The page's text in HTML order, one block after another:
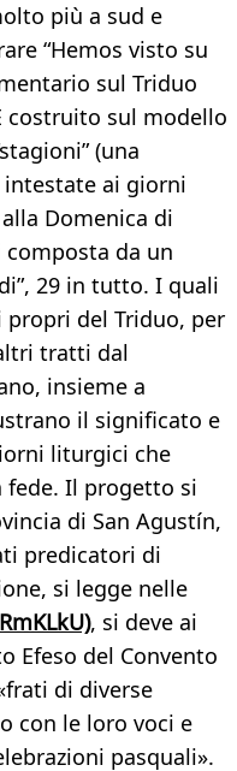
più a sud e
“Hemos visto su
sul Triduo
costruito sul modello
(una
ai giorni
Domenica di
composta da un
29 in tutto. I quali
del Triduo, per
tratti dal
insieme a
il significato e
liturgici che
fede. Il progetto si
di San Agustín,
predicatori di
si legge nelle
, si deve ai
Efeso del Convento
di diverse
con le loro voci e
pasquali».